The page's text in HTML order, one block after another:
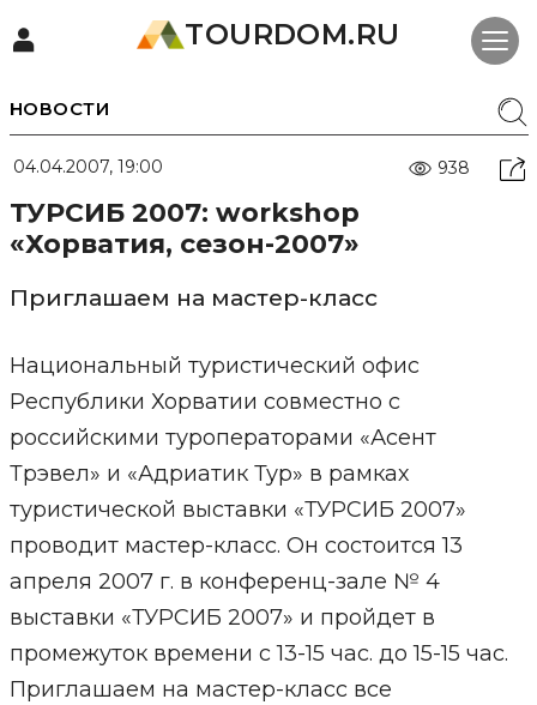
TOURDOM.RU
НОВОСТИ
04.04.2007, 19:00 938
ТУРСИБ 2007: workshop
«Хорватия, сезон-2007»
Приглашаем на мастер-класс
Национальный туристический офис
Республики Хорватии совместно с
российскими туроператорами «Асент
Трэвел» и «Адриатик Тур» в рамках
туристической выставки «ТУРСИБ 2007»
проводит мастер-класс. Он состоится 13
апреля 2007 г. в конференц-зале № 4
выставки «ТУРСИБ 2007» и пройдет в
промежуток времени с 13-15 час. до 15-15 час.
Приглашаем на мастер-класс все